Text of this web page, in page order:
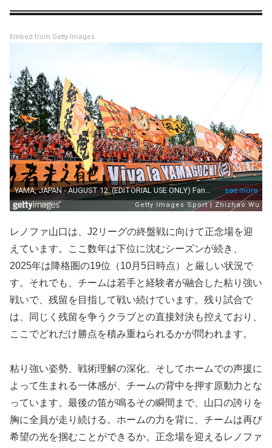
Embed from Getty Images
レノファ山口は、J2リーグの終盤戦に向けて正念場を迎
えています。ここ数年は下位に沈むシーズンが続き、
2025年は降格圏の19位（10月5日時点）と厳しい状況で
す。それでも、チームは若手と経験者が融合した粘り強い
戦いで、残留を目指して戦い続けています。残り試合で
は、同じく残留を争うクラブとの直接対決も控えており、
ここでどれだけ勝点を積み重ねられるかが問われます。
粘り強い姿勢、戦術理解の深化、そしてホームでの声援に
よって生まれる一体感が、チームの背中を押す原動力とな
っています。最後の笛が鳴るその瞬間まで、山口の誇りを
胸に全員が走り続ける。ホームの力を背に、チームは再び
希望の光を掴むことができるか。正念場を迎えるレノファ